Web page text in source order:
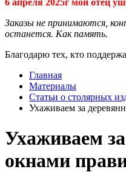
6 апреля 2025г мой отец
Заказы не принимаются,
останется. Как память.
Благодарю тех, кто
Главная
Материалы
Статьи о столярных
Ухаживаем за
Ухаживаем
окнами